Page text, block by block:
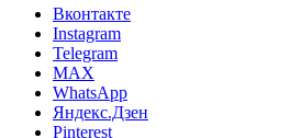
Вконтакте
Instagram
Telegram
MAX
WhatsApp
Яндекс.Дзен
Pinterest